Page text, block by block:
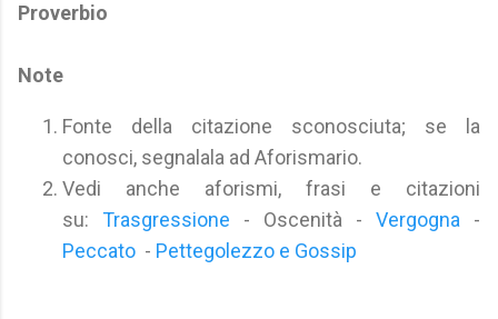
Proverbio
Note
Fonte della citazione sconosciuta; se la
conosci, segnalala ad Aforismario.
Vedi anche aforismi, frasi e citazioni
su: Trasgressione - Oscenità - Vergogna -
Peccato - Pettegolezzo e Gossip